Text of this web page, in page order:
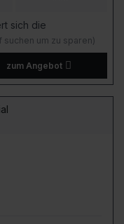
sich die
suchen um zu sparen)
zum Angebot